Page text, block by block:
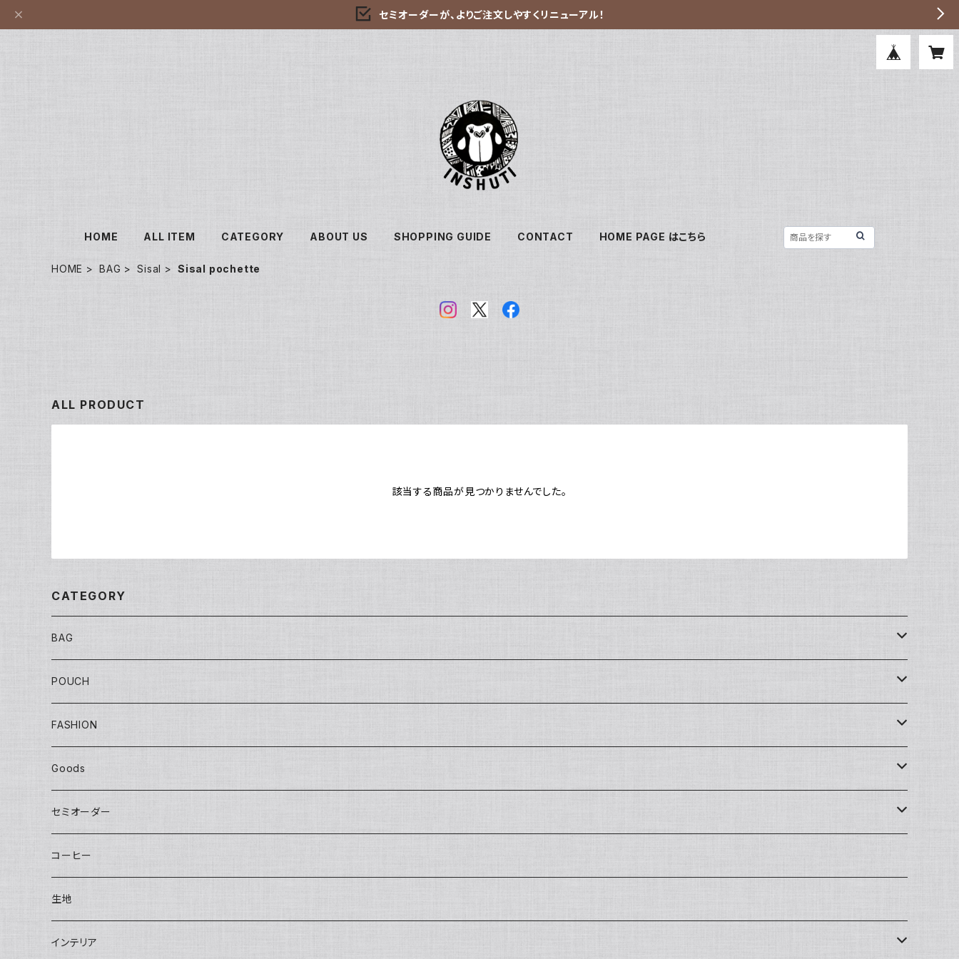
セミオーダーが、よりご注文しやすくリニューアル！
HOME ALL ITEM CATEGORY ABOUT US SHOPPING GUIDE CONTACT HOME PAGE はこちら
HOME BAG Sisal Sisal pochette
ALL PRODUCT
該当する商品が見つかりませんでした。
CATEGORY
BAG
Tote
Yuko bag
Huge bag
Sisal
Sisal round
Sisal pochette
Banana
Other
Eco bag
Conference bag
POUCH
Flat
Embroidery（刺繍）
LOVE
マチ付き
Big pouch
Small pouch
FASHION
Adult
One piece
Overalls
Kids
Skirt
One piece
Goods
Hat
Adult
Kids
カチューシャ／Headband
Tie
Apron
セミオーダー
Bag
Fashion
skirt
コーヒー
生地
インテリア